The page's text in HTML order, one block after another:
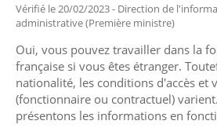
Vérifié le 20/02/2023 - Direction de
administrative (Première ministre)
Oui, vous pouvez travailler dans la
française si vous êtes étranger.
nationalité, les conditions d'accès et
(fonctionnaire ou contractuel)
présentons les informations en